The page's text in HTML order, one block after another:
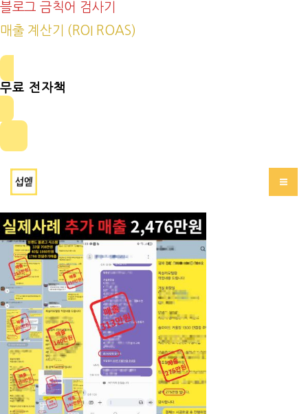
블로그 금칙어 검사기
매출 계산기 (ROI ROAS)
무료 전자책
로
너
뛰
기